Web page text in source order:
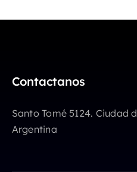
Contactanos
Santo Tomé 5124. Ciudad
Argentina